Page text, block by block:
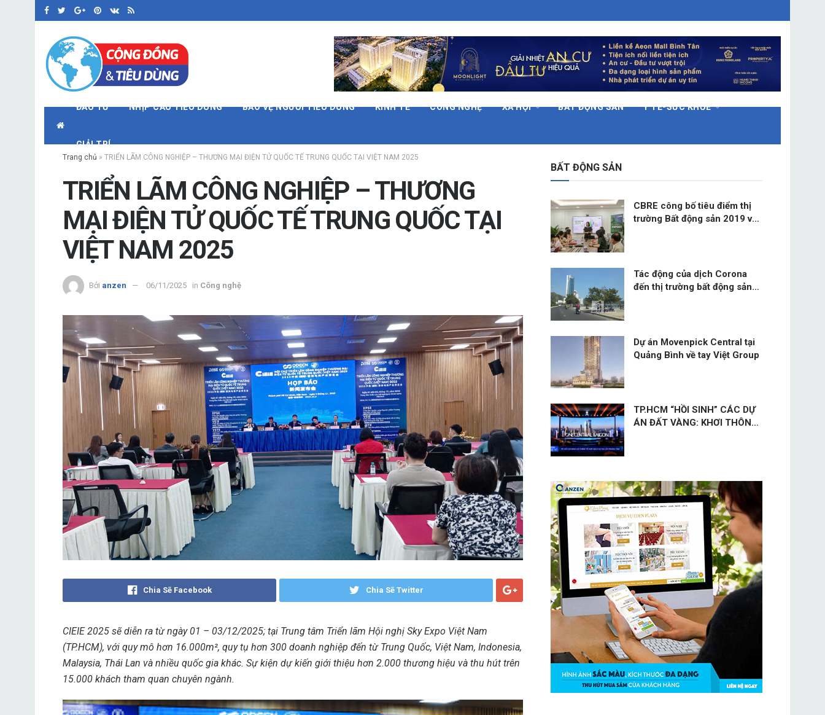
ĐẦU TƯ NHỊP CẦU TIÊU DÙNG BẢO VỆ NGƯỜI TIÊU DÙNG KINH TẾ CÔNG NGHỆ XÃ HỘI BẤT ĐỘNG SẢN Y TẾ-SỨC KHỎE
GIẢI TRÍ
Trang chủ » TRIỂN LÃM CÔNG NGHIỆP – THƯƠNG MẠI ĐIỆN TỬ QUỐC TẾ TRUNG QUỐC TẠI VIỆT NAM 2025
TRIỂN LÃM CÔNG NGHIỆP – THƯƠNG
MẠI ĐIỆN TỬ QUỐC TẾ TRUNG QUỐC TẠI
VIỆT NAM 2025
Bởi anzen 06/11/2025 in Công nghệ
Chia Sẽ Facebook Chia Sẽ Twitter
CIEIE 2025 sẽ diễn ra từ ngày 01 – 03/12/2025; tại Trung tâm Triển lãm Hội nghị Sky Expo Việt Nam
(TP.HCM), với quy mô hơn 16.000m², quy tụ hơn 300 doanh nghiệp đến từ Trung Quốc, Việt Nam, Indonesia,
Malaysia, Thái Lan và nhiều quốc gia khác. Sự kiện dự kiến giới thiệu hơn 2.000 thương hiệu và thu hút trên
15.000 khách tham quan chuyên ngành.
BẤT ĐỘNG SẢN
CBRE công bố tiêu điểm thị
trường Bất động sản 2019 và
Tác động của dịch Corona
đến thị trường bất động sản
Dự án Movenpick Central tại
Quảng Bình về tay Việt Group
TP.HCM “HỒI SINH” CÁC DỰ
ÁN ĐẤT VÀNG: KHƠI THÔNG